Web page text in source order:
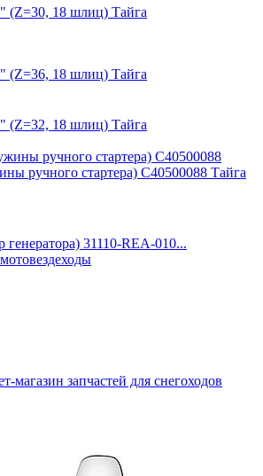
(Z=30, 18 шлиц) Тайга
(Z=36, 18 шлиц) Тайга
(Z=32, 18 шлиц) Тайга
ручного стартера) C40500088 Тайга
генератора) 31110-REA-010...
магазин запчастей для снегоходов